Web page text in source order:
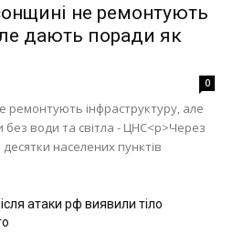
не ремонтують
дають поради як
0
ремонтують інфраструктуру, але
води та світла - ЦНС<p>Через
населених пунктів
атаки рф виявили тіло